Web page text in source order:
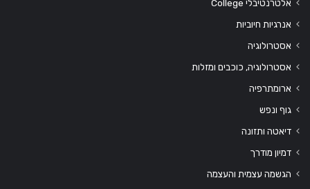
אלטרנטיבלי College
אנרגיות חיוביות
אסטרולוגיה
אסטרולוגיה, כוכבים ומזלות
ארומתרפיה
גוף ונפש
דיאטה ותזונה
דמיון מודרך
הגשמה עצמית והעצמה